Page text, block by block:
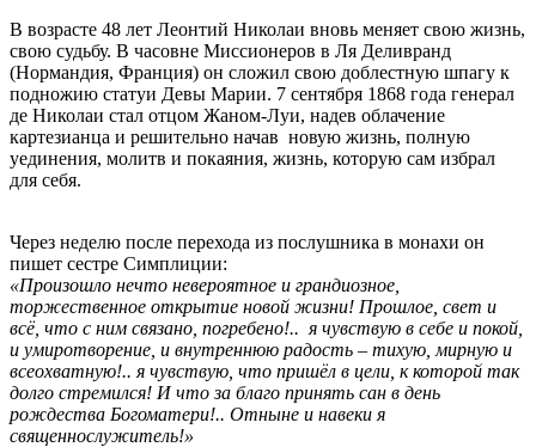
В возрасте 48 лет Леонтий Николаи вновь меняет свою жизнь,
свою судьбу. В часовне Миссионеров в Ля Деливранд
(Нормандия, Франция) он сложил свою доблестную шпагу к
подножию статуи Девы Марии. 7 сентября 1868 года генерал
де Николаи стал отцом Жаном-Луи, надев облачение
картезианца и решительно начав новую жизнь, полную
уединения, молитв и покаяния, жизнь, которую сам избрал
для себя.
Через неделю после перехода из послушника в монахи он
пишет сестре Симплиции:
«Произошло нечто невероятное и грандиозное,
торжественное открытие новой жизни! Прошлое, свет и
всё, что с ним связано, погребено!.. я чувствую в себе и покой,
и умиротворение, и внутреннюю радость – тихую, мирную и
всеохватную!.. я чувствую, что пришёл в цели, к которой так
долго стремился! И что за благо принять сан в день
рождества Богоматери!.. Отныне и навеки я
священнослужитель!»